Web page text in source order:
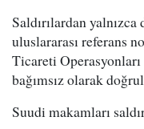
Saldırılardan
uluslararası referans
Ticareti
bağımsız olarak
Suudi makamları